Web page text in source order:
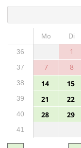
Mo Di
36
1
37 7 8
38 14 15
39 21 22
40 28 29
41